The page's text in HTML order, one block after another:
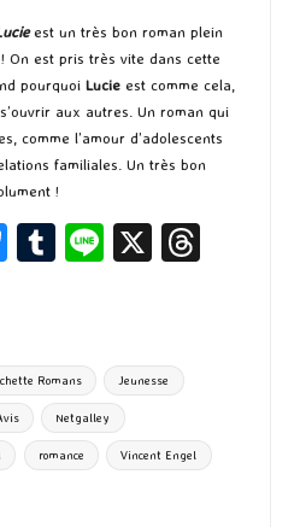
est un très bon roman plein
On est pris très vite dans cette
pourquoi Lucie est comme cela,
aux autres. Un roman qui
comme l’amour d’adolescents
familiales. Un très bon
!
Bl
ky
T
bl
r
Li X
Romans Jeunesse
Netgalley
romance Vincent Engel